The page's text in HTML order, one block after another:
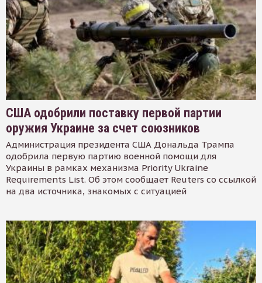
США одобрили поставку первой партии
оружия Украине за счет союзников
Администрация президента США Дональда Трампа
одобрила первую партию военной помощи для
Украины в рамках механизма Priority Ukraine
Requirements List. Об этом сообщает Reuters со ссылкой
на два источника, знакомых с ситуацией